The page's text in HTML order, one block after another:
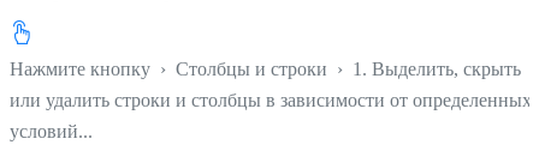
Нажмите кнопку › Столбцы и строки › 1. Выделить, скрыть
или удалить строки и столбцы в зависимости от определенных
условий...